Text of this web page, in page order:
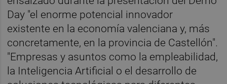
Day "el enorme potencial innovador
existente en la economía valenciana y, más
concretamente, en la provincia de Castellón".
"Empresas y asuntos como la empleabilidad,
la Inteligencia Artificial o el desarrollo de